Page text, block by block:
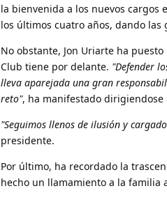
la bienvenida a los nuevos cargos
los últimos cuatro años, dando las
No obstante, Jon Uriarte ha
Club tiene por delante. "Defender
lleva aparejada una gran
reto", ha manifestado dirigiendose
"Seguimos llenos de ilusión y
presidente.
Por último, ha recordado la
hecho un llamamiento a la familia